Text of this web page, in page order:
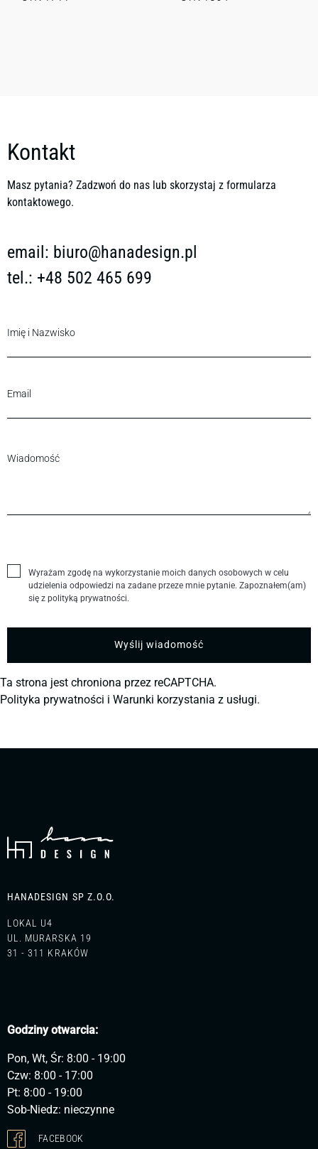
Kontakt
Masz pytania? Zadzwoń do nas lub skorzystaj z formularza
kontaktowego.
email: biuro@hanadesign.pl
tel.: +48 502 465 699
Wyrażam zgodę na wykorzystanie moich danych osobowych w celu
udzielenia odpowiedzi na zadane przeze mnie pytanie. Zapoznałem(am)
się z polityką prywatności.
Ta strona jest chroniona przez reCAPTCHA.
Polityka prywatności i Warunki korzystania z usługi.
HANADESIGN SP Z.O.O.
LOKAL U4
UL. MURARSKA 19
31 - 311 KRAKÓW
Godziny otwarcia:
Pon, Wt, Śr: 8:00 - 19:00
Czw: 8:00 - 17:00
Pt: 8:00 - 19:00
Sob-Niedz: nieczynne
FACEBOOK